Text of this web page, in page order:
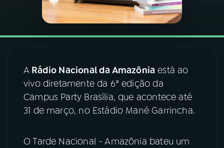
ÚLTIMAS
ACOMPANHE A RÁDIO NACIONAL
YouTube Facebook
A Rádio Nacional da Amazônia está ao
vivo diretamente da 6ª edição da
Campus Party Brasília, que acontece até
31 de março, no Estádio Mané Garrincha.
O Tarde Nacional - Amazônia bateu um